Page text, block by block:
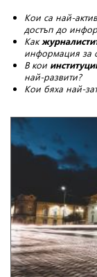
Кои са най-
достъп до
Как
информация за
В кои
най-развити?
Кои бяха най-